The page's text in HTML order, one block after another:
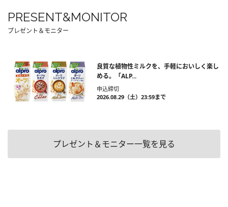
PRESENT&MONITOR
プレゼント＆モニター
良質な植物性ミルクを、手軽においしく楽し
める。「ALP...
申込締切
2026.08.29（土）23:59まで
プレゼント＆モニター一覧を見る